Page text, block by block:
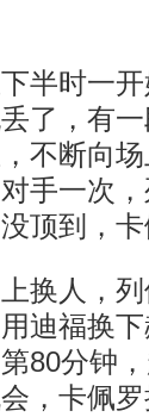
时一开
丢了，有
不断向
手一次
顶到，
人，列
迪福换
80分钟
，卡佩